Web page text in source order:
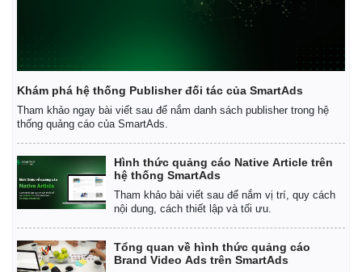
Khám phá hệ thống Publisher đối tác của SmartAds
Tham khảo ngay bài viết sau để nắm danh sách publisher trong hệ
thống quảng cáo của SmartAds.
Hình thức quảng cáo Native Article trên
hệ thống SmartAds
Tham khảo bài viết sau để nắm vị trí, quy cách
nội dung, cách thiết lập và tối ưu.
Tổng quan về hình thức quảng cáo
Brand Video Ads trên SmartAds